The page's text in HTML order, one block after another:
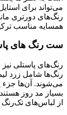
می‌تواند برای
رنگ‌های دورتری
همسایه مناسب
ست رنگ های
رنگ‌های پاستلی
رنگ‌ها شامل زرد
می‌شوند. آن‌ها
بسیار مد روز
از لباس‌های تک‌رنگ